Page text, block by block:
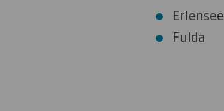
Erlensee
Fulda